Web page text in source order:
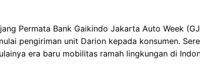
Permata Bank Gaikindo Jakarta Auto Week
pengiriman unit Darion kepada konsumen.
era baru mobilitas ramah lingkungan di